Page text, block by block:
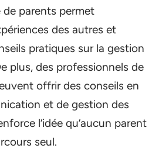
parents permet
des autres et
pratiques sur la gestion
plus, des professionnels de
offrir des conseils en
et de gestion des
l’idée qu’aucun parent
seul.